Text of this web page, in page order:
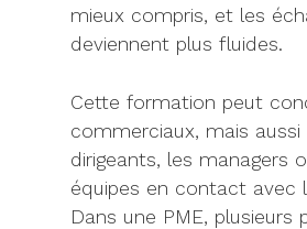
mieux compris, et les
deviennent plus fluides.
Cette formation peut
commerciaux, mais aussi
dirigeants, les managers
équipes en contact avec
Dans une PME, plusieurs